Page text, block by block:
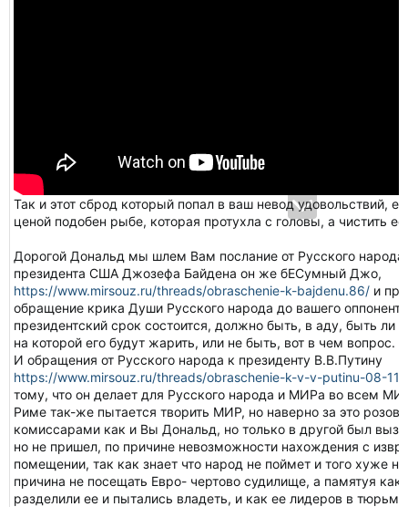
Так и этот сброд который попал в ваш невод удовольствий,
ценой подобен рыбе, которая протухла с головы, а чистить
Дорогой Дональд мы шлем Вам послание от Русского народа
президента США Джозефа Байдена он же бЕСумный Джо,
https://www.mirsouz.ru/threads/obraschenie-k-bajdenu.86/ и
обращение крика Души Русского народа до вашего
президентский срок состоится, должно быть, в аду, быть ли
на которой его будут жарить, или не быть, вот в чем вопрос.
И обращения от Русского народа к президенту В.В.Путину
https://www.mirsouz.ru/threads/obraschenie-k-v-v-putinu-08-
тому, что он делает для Русского народа и МИРа во всем
Риме так-же пытается творить МИР, но наверно за это
комиссарами как и Вы Дональд, но только в другой был
но не пришел, по причине невозможности нахождения с
помещении, так как знает что народ не поймет и того хуже
причина не посещать Евро- чертово судилище, а памятуя
разделили ее и пытались владеть, и как ее лидеров в